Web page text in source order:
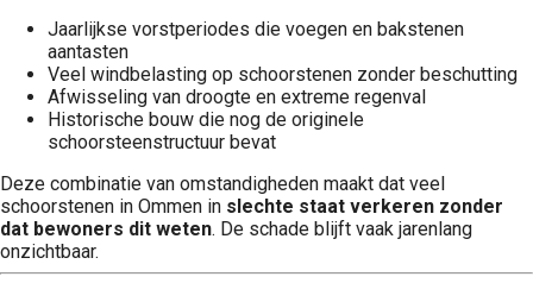
Jaarlijkse vorstperiodes die voegen en bakstenen
aantasten
Veel windbelasting op schoorstenen zonder beschutting
Afwisseling van droogte en extreme regenval
Historische bouw die nog de originele
schoorsteenstructuur bevat
Deze combinatie van omstandigheden maakt dat veel
schoorstenen in Ommen in slechte staat verkeren zonder
dat bewoners dit weten. De schade blijft vaak jarenlang
onzichtbaar.